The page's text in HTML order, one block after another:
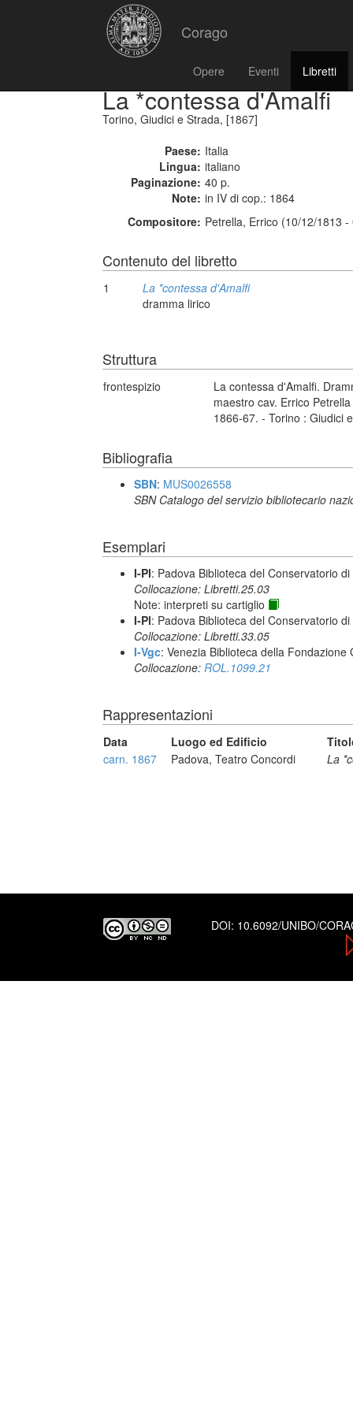
Corago
Opere Eventi Libretti
La *contessa d'Amalfi
Torino, Giudici e Strada, [1867]
Paese: Italia
Lingua: italiano
Paginazione: 40 p.
Note: in IV di cop.: 1864
Compositore: Petrella, Errico (10/12/1813
Contenuto del libretto
1
La *contessa d'Amalfi
dramma lirico
Struttura
frontespizio
La contessa d'Amalfi.
maestro cav. Errico
1866-67. - Torino : Giudici
Bibliografia
SBN: MUS0026558
SBN Catalogo del servizio bibliotecario
Esemplari
I-Pl: Padova Biblioteca del Conservatorio
Collocazione: Libretti.25.03
Note: interpreti su cartiglio
I-Pl: Padova Biblioteca del Conservatorio
Collocazione: Libretti.33.05
I-Vgc: Venezia Biblioteca della Fondazione
Collocazione: ROL.1099.21
Rappresentazioni
Data Luogo ed Edificio
carn. 1867
Padova, Teatro Concordi La
DOI: 10.6092/UNIBO/